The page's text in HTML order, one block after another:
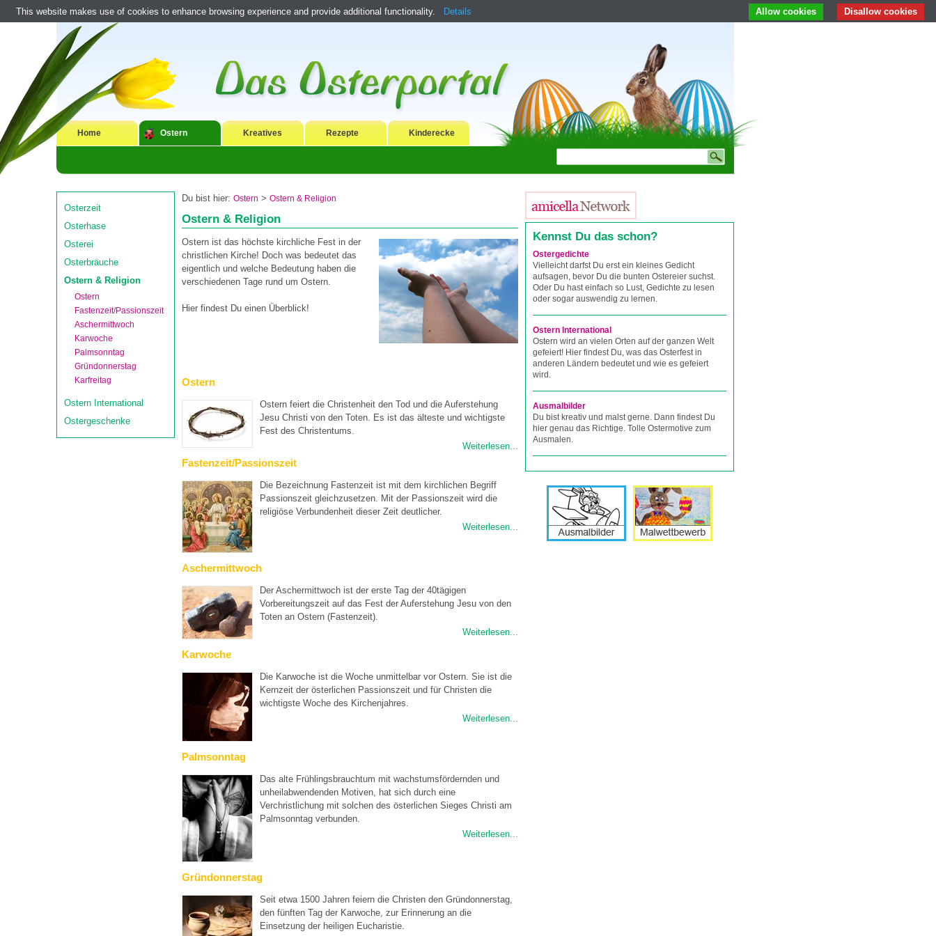
Home Ostern Kreatives Rezepte Kinderecke
Osterzeit
Osterhase
Osterei
Osterbräuche
Ostern & Religion
Ostern
Fastenzeit/Passionszeit
Aschermittwoch
Karwoche
Palmsonntag
Gründonnerstag
Karfreitag
Ostern International
Ostergeschenke
Du bist hier: Ostern > Ostern & Religion
Ostern & Religion
Ostern ist das höchste kirchliche Fest in der
christlichen Kirche! Doch was bedeutet das
eigentlich und welche Bedeutung haben die
verschiedenen Tage rund um Ostern.
Hier findest Du einen Überblick!
Ostern
Ostern feiert die Christenheit den Tod und die Auferstehung
Jesu Christi von den Toten. Es ist das älteste und wichtigste
Fest des Christentums.
Weiterlesen...
Fastenzeit/Passionszeit
Die Bezeichnung Fastenzeit ist mit dem kirchlichen Begriff
Passionszeit gleichzusetzen. Mit der Passionszeit wird die
religiöse Verbundenheit dieser Zeit deutlicher.
Weiterlesen...
Aschermittwoch
Der Aschermittwoch ist der erste Tag der 40tägigen
Vorbereitungszeit auf das Fest der Auferstehung Jesu von den
Toten an Ostern (Fastenzeit).
Weiterlesen...
Karwoche
Die Karwoche ist die Woche unmittelbar vor Ostern. Sie ist die
Kernzeit der österlichen Passionszeit und für Christen die
wichtigste Woche des Kirchenjahres.
Weiterlesen...
Palmsonntag
Das alte Frühlingsbrauchtum mit wachstumsfördernden und
unheilabwendenden Motiven, hat sich durch eine
Verchristlichung mit solchen des österlichen Sieges Christi am
Palmsonntag verbunden.
Weiterlesen...
Gründonnerstag
Seit etwa 1500 Jahren feiern die Christen den Gründonnerstag,
den fünften Tag der Karwoche, zur Erinnerung an die
Einsetzung der heiligen Eucharistie.
Kennst Du das schon?
Ostergedichte
Vielleicht darfst Du erst ein kleines Gedicht
aufsagen, bevor Du die bunten Ostereier suchst.
Oder Du hast einfach so Lust, Gedichte zu lesen
oder sogar auswendig zu lernen.
Ostern International
Ostern wird an vielen Orten auf der ganzen Welt
gefeiert! Hier findest Du, was das Osterfest in
anderen Ländern bedeutet und wie es gefeiert
wird.
Ausmalbilder
Du bist kreativ und malst gerne. Dann findest Du
hier genau das Richtige. Tolle Ostermotive zum
Ausmalen.
This website makes use of cookies to enhance browsing experience and provide additional functionality. Details Disallow cookies
Allow cookies